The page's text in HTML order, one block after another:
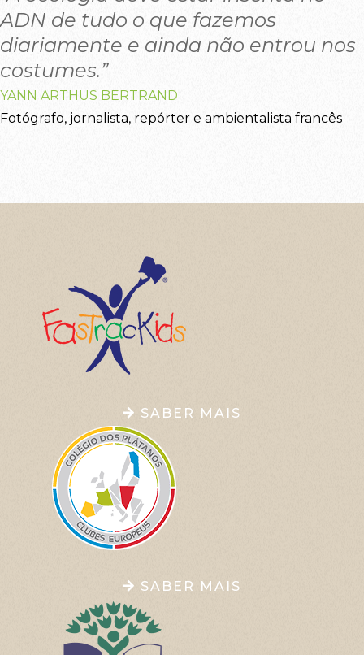
ADN de tudo o que fazemos
diariamente e ainda não entrou nos
costumes.”
YANN ARTHUS BERTRAND
Fotógrafo, jornalista, repórter e ambientalista francês
SABER MAIS
SABER MAIS